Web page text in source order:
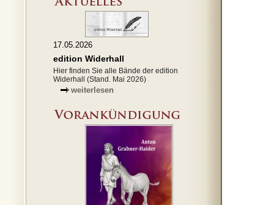
17.05.2026
edition Widerhall
Hier finden Sie alle Bände der edition
Widerhall (Stand. Mai 2026)
weiterlesen